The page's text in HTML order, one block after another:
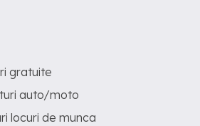
gratuite
auto/moto
locuri de munca